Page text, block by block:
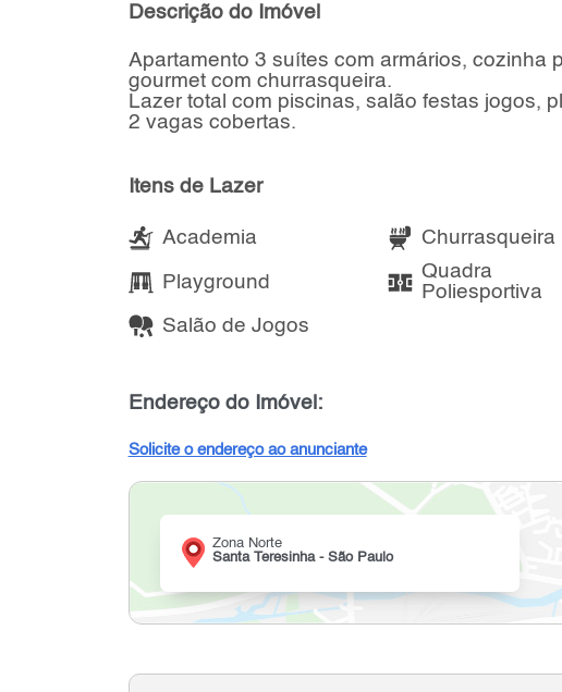
Descrição do Imóvel
Apartamento 3 suítes com armários, cozinha
gourmet com churrasqueira.
Lazer total com piscinas, salão festas jogos,
2 vagas cobertas.
Itens de Lazer
Academia Churrasqueira
Playground
Quadra
Poliesportiva
Salão de Jogos
Endereço do Imóvel:
Solicite o endereço ao anunciante
Zona Norte
Santa Teresinha - São Paulo